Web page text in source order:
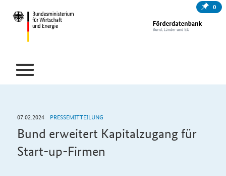
0
07.02.2024 PRESSEMITTEILUNG
Bund erweitert Kapitalzugang für
Start-up-Firmen